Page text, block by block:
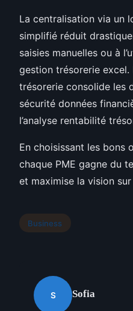
La centralisation via un
simplifié réduit
saisies manuelles ou à
gestion trésorerie excel.
trésorerie consolide les
sécurité données
l’analyse rentabilité
En choisissant les bons
chaque PME gagne du
et maximise la vision
Business
S Sofia